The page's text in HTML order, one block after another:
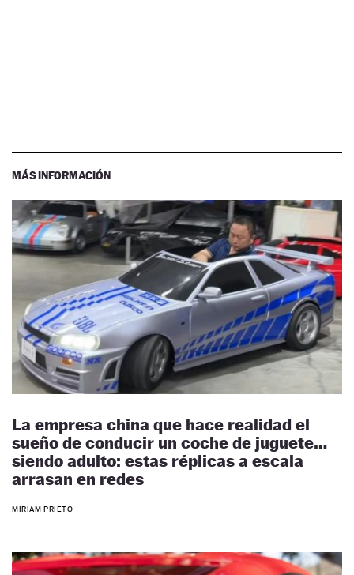
MÁS INFORMACIÓN
La empresa china que hace realidad el
sueño de conducir un coche de juguete…
siendo adulto: estas réplicas a escala
arrasan en redes
MIRIAM PRIETO